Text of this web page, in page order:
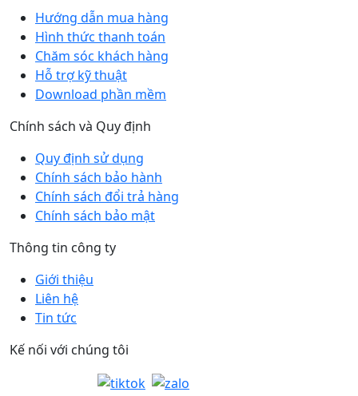
Hướng dẫn mua hàng
Hình thức thanh toán
Chăm sóc khách hàng
Hỗ trợ kỹ thuật
Download phần mềm
Chính sách và Quy định
Quy định sử dụng
Chính sách bảo hành
Chính sách đổi trả hàng
Chính sách bảo mật
Thông tin công ty
Giới thiệu
Liên hệ
Tin tức
Kế nối với chúng tôi